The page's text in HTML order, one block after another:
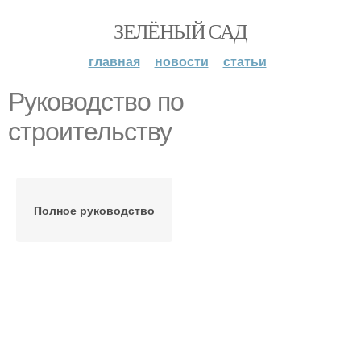
ЗЕЛЁНЫЙ САД
главная новости статьи
Руководство по
строительству
Полное руководство